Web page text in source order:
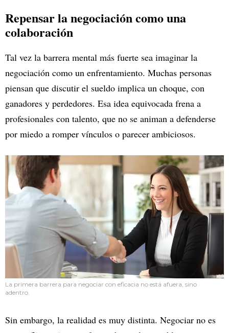
Repensar la negociación como una
colaboración
Tal vez la barrera mental más fuerte sea imaginar la
negociación como un enfrentamiento. Muchas personas
piensan que discutir el sueldo implica un choque, con
ganadores y perdedores. Esa idea equivocada frena a
profesionales con talento, que no se animan a defenderse
por miedo a romper vínculos o parecer ambiciosos.
La primera barrera para negociar con eficacia no está afuera, sino
adentro.
Sin embargo, la realidad es muy distinta. Negociar no es